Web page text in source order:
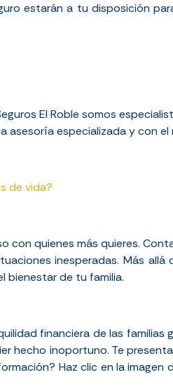
estarán a tu disposición
El Roble somos
especializada y con el
de vida?
con quienes más quieres.
inesperadas. Más
bienestar de tu familia.
financiera de las familias
hecho inoportuno. Te
Haz clic en la imagen